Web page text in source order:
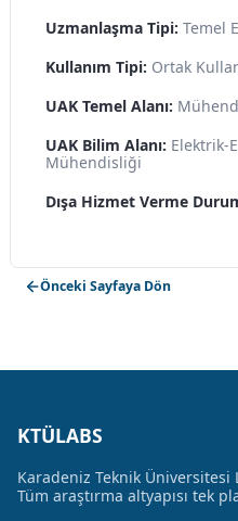
Uzmanlaşma Tipi: Temel
Kullanım Tipi: Ortak
UAK Temel Alanı:
UAK Bilim Alanı: Elektrik-
Mühendisliği
Dışa Hizmet Verme
Önceki Sayfaya Dön
KTÜLABS
Karadeniz Teknik
Tüm araştırma altyapısı tek